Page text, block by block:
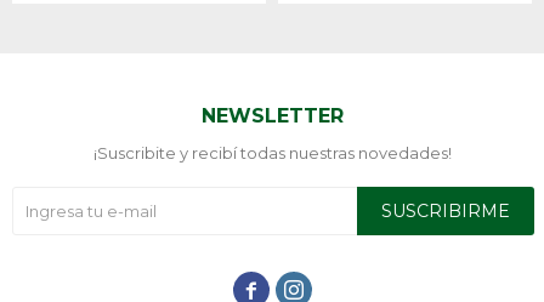
NEWSLETTER
¡Suscribite y recibí todas nuestras novedades!
SUSCRIBIRME
 